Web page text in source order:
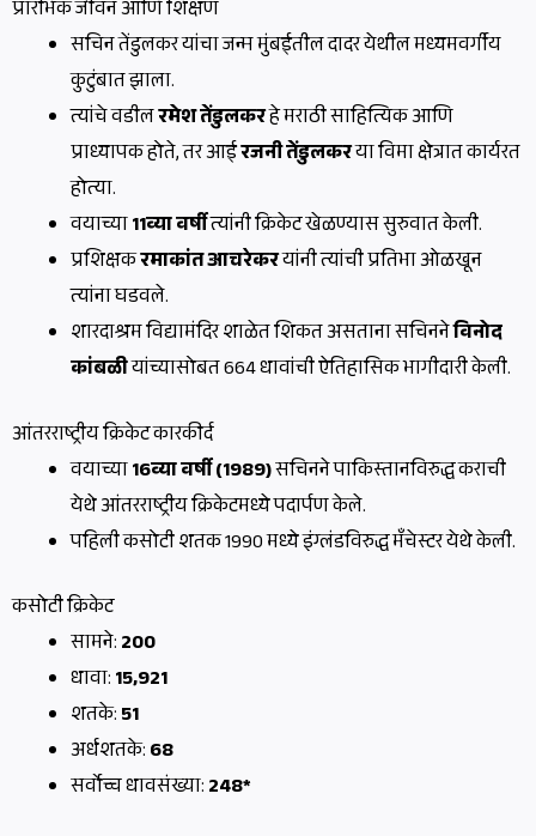
प्रारंभिक जीवन आणि शिक्षण
सचिन तेंडुलकर यांचा जन्म मुंबईतील दादर येथील मध्यमवर्गीय
कुटुंबात झाला.
त्यांचे वडीलरमेश तेंडुलकरहे मराठी साहित्यिक आणि
प्राध्यापक होते, तर आईरजनी तेंडुलकरया विमा क्षेत्रात कार्यरत
होत्या.
वयाच्या11व्या वर्षीत्यांनी क्रिकेट खेळण्यास सुरुवात केली.
प्रशिक्षकरमाकांत आचरेकरयांनी त्यांची प्रतिभा ओळखून
त्यांना घडवले.
शारदाश्रम विद्यामंदिर शाळेत शिकत असताना सचिननेविनोद
कांबळीयांच्यासोबत 664 धावांची ऐतिहासिक भागीदारी केली.
आंतरराष्ट्रीय क्रिकेट कारकीर्द
वयाच्या16व्या वर्षी (1989)सचिनने पाकिस्तानविरुद्ध कराची
येथे आंतरराष्ट्रीय क्रिकेटमध्ये पदार्पण केले.
पहिली कसोटी शतक 1990 मध्ये इंग्लंडविरुद्ध मँचेस्टर येथे केली.
कसोटी क्रिकेट
सामने:200
धावा:15,921
शतके:51
अर्धशतके:68
सर्वोच्च धावसंख्या:248*